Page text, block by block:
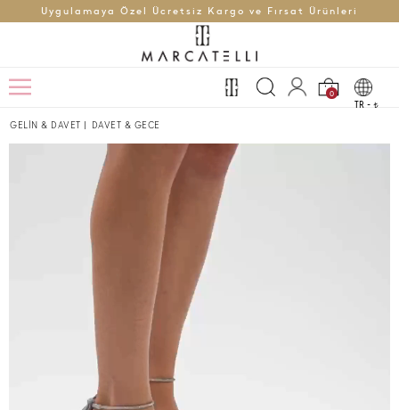
Uygulamaya Özel Ücretsiz Kargo ve Fırsat Ürünleri
0
TR - t
GELİN & DAVET | DAVET & GECE